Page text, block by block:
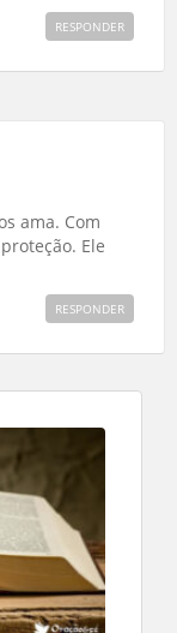
RESPONDER
ama. Com
Ele
RESPONDER